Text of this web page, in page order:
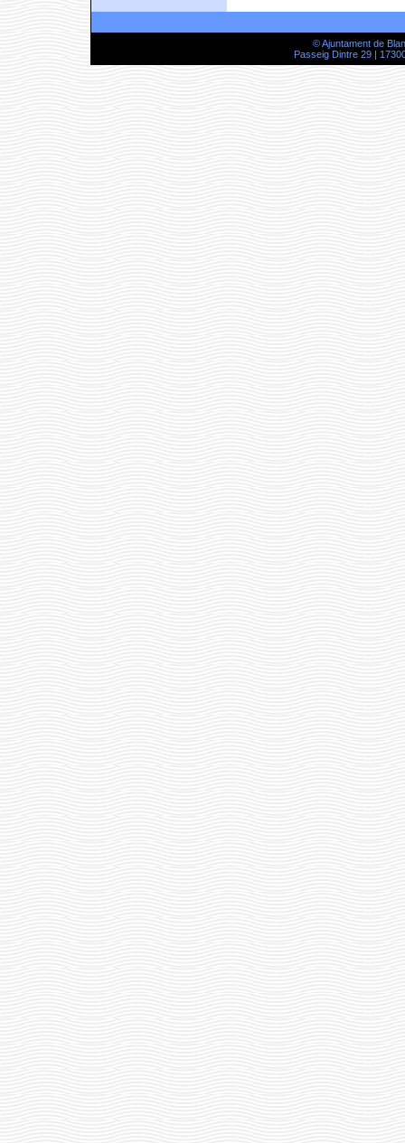
© Ajuntament de
Passeig Dintre 29 |